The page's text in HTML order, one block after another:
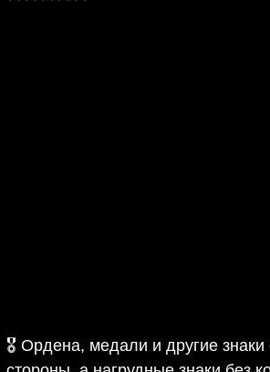
🎖️ Ордена, медали и другие